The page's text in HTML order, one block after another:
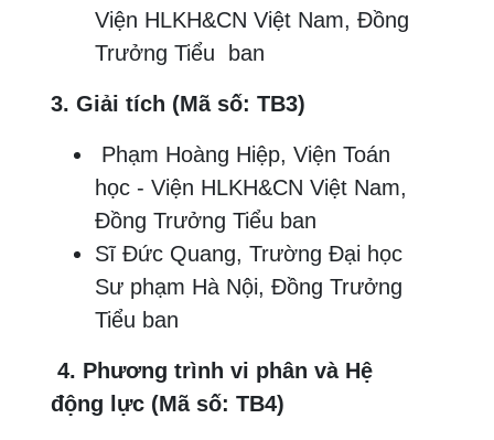
Viện HLKH&CN Việt Nam, Đồng
Trưởng Tiểu ban
3. Giải tích (Mã số: TB3)
Phạm Hoàng Hiệp, Viện Toán
học - Viện HLKH&CN Việt Nam,
Đồng Trưởng Tiểu ban
Sĩ Đức Quang, Trường Đại học
Sư phạm Hà Nội, Đồng Trưởng
Tiểu ban
4. Phương trình vi phân và Hệ
động lực (Mã số: TB4)